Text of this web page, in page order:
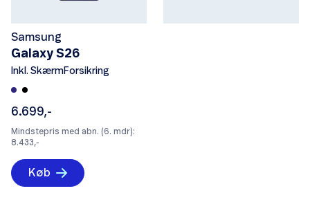
Samsung
Galaxy S26
Inkl. SkærmForsikring
6.699,-
Mindstepris med abn. (6. mdr):
8.433,-
Køb